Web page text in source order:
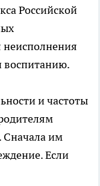
Российской
воспитанию.
и частоты
им
Если